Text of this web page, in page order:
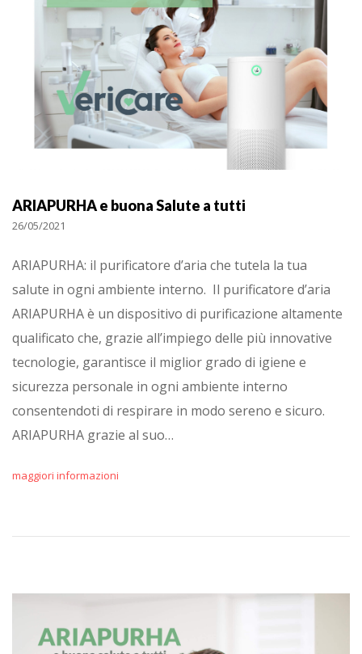
ARIAPURHA e buona Salute a tutti
26/05/2021
ARIAPURHA: il purificatore d’aria che tutela la tua
salute in ogni ambiente interno. Il purificatore d’aria
ARIAPURHA è un dispositivo di purificazione altamente
qualificato che, grazie all’impiego delle più innovative
tecnologie, garantisce il miglior grado di igiene e
sicurezza personale in ogni ambiente interno
consentendoti di respirare in modo sereno e sicuro.
ARIAPURHA grazie al suo…
maggiori informazioni